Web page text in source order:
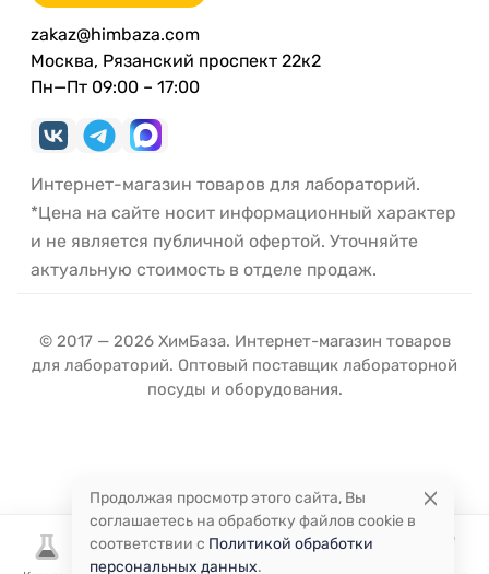
zakaz@himbaza.com
Москва, Рязанский проспект 22к2
Пн—Пт 09:00 – 17:00
Интернет-магазин товаров для лабораторий.
*Цена на сайте носит информационный характер
и не является публичной офертой. Уточняйте
актуальную стоимость в отделе продаж.
© 2017 — 2026 ХимБаза. Интернет-магазин товаров
для лабораторий. Оптовый поставщик лабораторной
посуды и оборудования.
Продолжая просмотр этого сайта, Вы
соглашаетесь на обработку файлов cookie в
соответствии с Политикой обработки
персональных данных.